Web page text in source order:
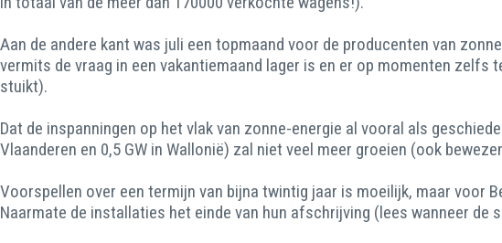
Aan de andere kant was juli een topmaand voor de producenten van
vermits de vraag in een vakantiemaand lager is en er op momenten
stuikt).
Dat de inspanningen op het vlak van zonne-energie al vooral als
Vlaanderen en 0,5 GW in Wallonië) zal niet veel meer groeien (ook
Voorspellen over een termijn van bijna twintig jaar is moeilijk, maar voor
Naarmate de installaties het einde van hun afschrijving (lees wanneer